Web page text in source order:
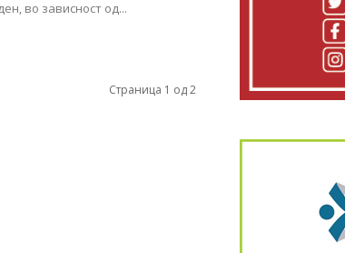
во зависност од...
Страница 1 од 2